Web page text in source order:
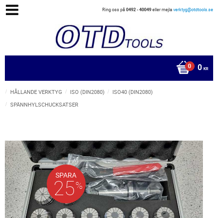
Ring oss på0492 - 40049eller mejlaverktyg@otdtools.se
0 KR
HÅLLANDE VERKTYG ISO (DIN2080)
ISO40 (DIN2080)
SPÄNNHYLSCHUCKSATSER
SPARA
25%